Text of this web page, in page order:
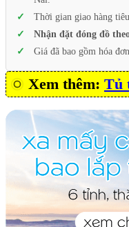
Thời gian giao hàng
Nhận đặt đóng đồ
Giá đã bao gồm hóa
Xem thêm: Tủ